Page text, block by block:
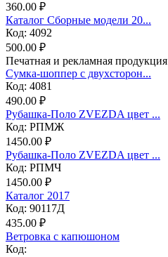
360.00 ₽
Каталог Сборные модели 20...
Код: 4092
500.00 ₽
Печатная и рекламная продукция
Сумка-шоппер с двухсторон...
Код: 4081
490.00 ₽
Рубашка-Поло ZVEZDA цвет ...
Код: РПМЖ
1450.00 ₽
Рубашка-Поло ZVEZDA цвет ...
Код: РПМЧ
1450.00 ₽
Каталог 2017
Код: 90117Д
435.00 ₽
Ветровка с капюшоном
Код: